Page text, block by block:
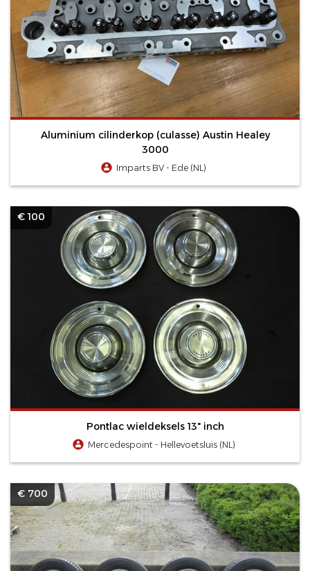
Aluminium cilinderkop (culasse) Austin Healey
3000
Imparts BV - Ede (NL)
€ 100
Pontlac wieldeksels 13" inch
Mercedespoint - Hellevoetsluis (NL)
€ 700